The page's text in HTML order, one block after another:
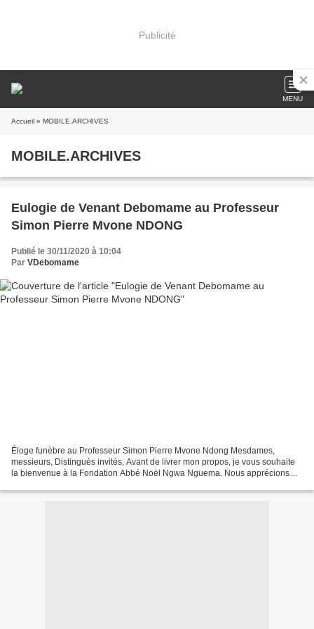
Publicité
MENU
Accueil » MOBILE.ARCHIVES
MOBILE.ARCHIVES
Eulogie de Venant Debomame au Professeur
Simon Pierre Mvone NDONG
Publié le 30/11/2020 à 10:04
Par VDebomame
Éloge funèbre au Professeur Simon Pierre Mvone Ndong Mesdames,
messieurs, Distingués invités, Avant de livrer mon propos, je vous souhaite
la bienvenue à la Fondation Abbé Noël Ngwa Nguema. Nous apprécions